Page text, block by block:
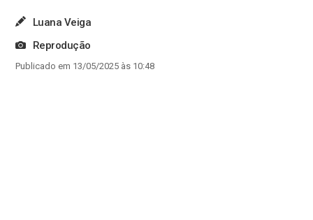
Luana Veiga
Reprodução
Publicado em 13/05/2025 às 10:48